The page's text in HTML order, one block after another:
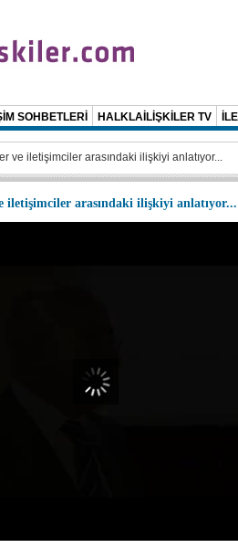
SOHBETLERİ HALKLAİLİŞKİLER TV
ve iletişimciler arasındaki ilişkiyi anlatıyor...
iletişimciler arasındaki ilişkiyi anlatıyor...